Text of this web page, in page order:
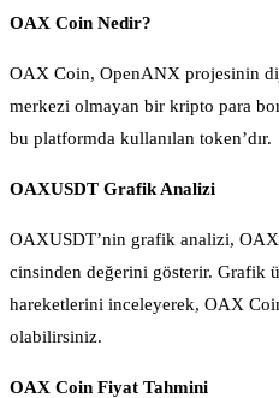
OAX Coin Nedir?
OAX Coin, OpenANX projesinin
merkezi olmayan bir kripto para
bu platformda kullanılan token’dır.
OAXUSDT Grafik Analizi
OAXUSDT’nin grafik analizi,
cinsinden değerini gösterir. Grafik
hareketlerini inceleyerek, OAX
olabilirsiniz.
OAX Coin Fiyat Tahmini